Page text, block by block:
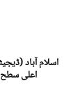
اسلام آباد
اعلی سطح پارلیمانی وفد